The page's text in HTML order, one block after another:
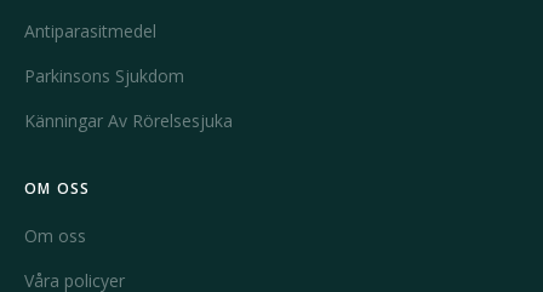
Antiparasitmedel
Parkinsons Sjukdom
Känningar Av Rörelsesjuka
OM OSS
Om oss
Våra policyer